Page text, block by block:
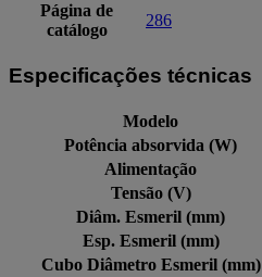
Página de
catálogo
286
Especificações técnicas
Modelo
Potência absorvida (W)
Alimentação
Tensão (V)
Diâm. Esmeril (mm)
Esp. Esmeril (mm)
Cubo Diâmetro Esmeril (mm)